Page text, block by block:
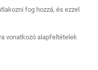
fog hozzá, és ezzel
vonatkozó alapfeltételek